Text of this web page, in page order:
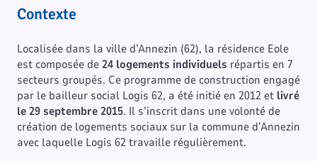
Contexte
Localisée dans la ville d’Annezin (62), la résidence Eole
est composée de24 logements individuels répartis en 7
secteurs groupés. Ce programme de construction engagé
par le bailleur social Logis 62, a été initié en 2012 et livré
le 29 septembre 2015. Il s’inscrit dans une volonté de
création de logements sociaux sur la commune d’Annezin
avec laquelle Logis 62 travaille régulièrement.